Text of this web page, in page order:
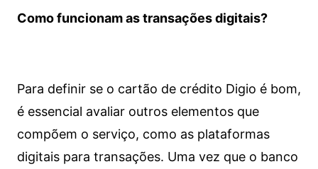
Como funcionam as transações digitais?
Para definir se o cartão de crédito Digio é bom,
é essencial avaliar outros elementos que
compõem o serviço, como as plataformas
digitais para transações. Uma vez que o banco